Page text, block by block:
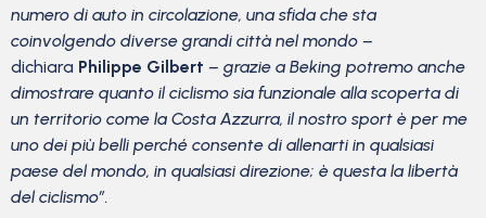
numero di auto in circolazione, una sfida che sta
coinvolgendo diverse grandi città nel mondo –
dichiara Philippe Gilbert – grazie a Beking potremo anche
dimostrare quanto il ciclismo sia funzionale alla scoperta di
un territorio come la Costa Azzurra, il nostro sport è per me
uno dei più belli perché consente di allenarti in qualsiasi
paese del mondo, in qualsiasi direzione; è questa la libertà
del ciclismo”.